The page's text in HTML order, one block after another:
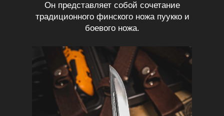
Он представляет собой сочетание
традиционного финского ножа пуукко и
боевого ножа.